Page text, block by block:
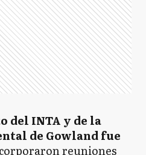
del INTA y de la
de Gowland fue
reuniones